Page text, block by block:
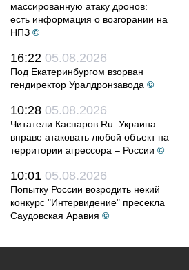
массированную атаку дронов:
есть информация о возгорании на
НПЗ ©
16:22 05.08.2026
Под Екатеринбургом взорван
гендиректор Уралдронзавода ©
10:28 05.08.2026
Читатели Каспаров.Ru: Украина
вправе атаковать любой объект на
территории агрессора – России ©
10:01 05.08.2026
Попытку России возродить некий
конкурс "Интервидение" пресекла
Саудовская Аравия ©